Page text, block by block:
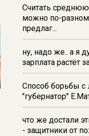
17:23В Курске
камеры ПДД на
скорости
Тюменской
незаконную
взрывчатки
Считать среднюю
можно по-
предлаг...
ну, надо же.. а я
зарплата растёт
Способ борьбы с
"губернатор"
что же достали
- защитники от